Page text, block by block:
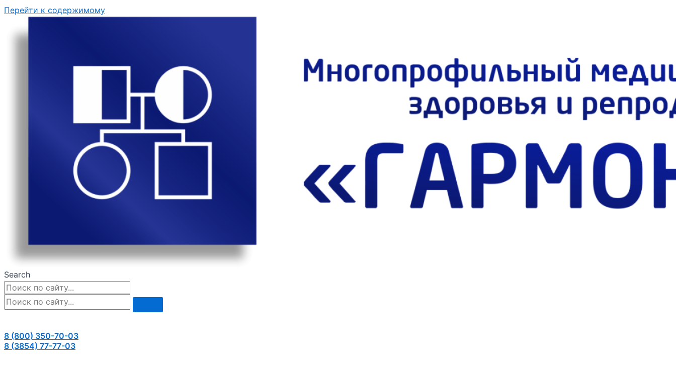
Перейти к содержимому
Search
8 (800) 350-70-03
8 (3854) 77-77-03